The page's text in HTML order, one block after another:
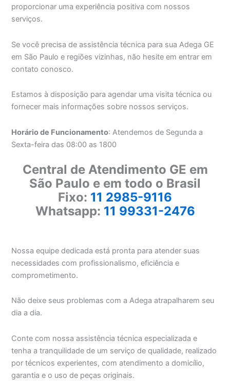
proporcionar uma experiência positiva com nossos
serviços.
Se você precisa de assistência técnica para sua Adega GE
em São Paulo e regiões vizinhas, não hesite em entrar em
contato conosco.
Estamos à disposição para agendar uma visita técnica ou
fornecer mais informações sobre nossos serviços.
Horário de Funcionamento: Atendemos de Segunda a
Sexta-feira das 08:00 as 1800
Central de Atendimento GE em
São Paulo e em todo o Brasil
Fixo: 11 2985-9116
Whatsapp: 11 99331-2476
Nossa equipe dedicada está pronta para atender suas
necessidades com profissionalismo, eficiência e
comprometimento.
Não deixe seus problemas com a Adega atrapalharem seu
dia a dia.
Conte com nossa assistência técnica especializada e
tenha a tranquilidade de um serviço de qualidade, realizado
por técnicos experientes, com atendimento a domicílio,
garantia e o uso de peças originais.